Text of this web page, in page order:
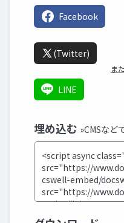
Facebook
(Twitter)
ま
LINE
埋め込む »CMSなど